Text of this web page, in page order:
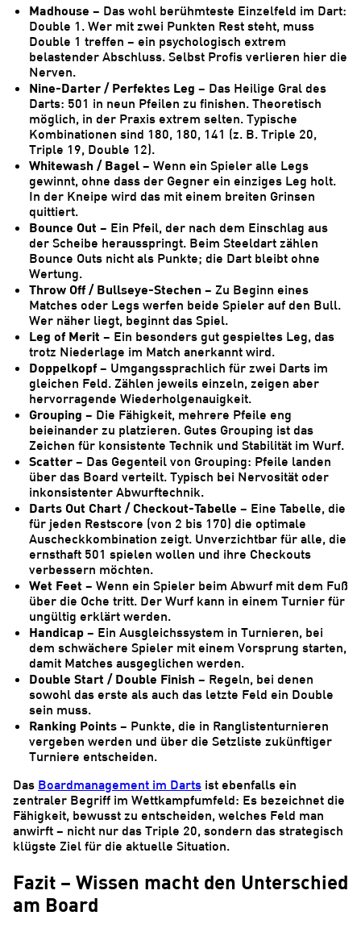
Madhouse – Das wohl berühmteste Einzelfeld im Dart:
Double 1. Wer mit zwei Punkten Rest steht, muss
Double 1 treffen – ein psychologisch extrem
belastender Abschluss. Selbst Profis verlieren hier die
Nerven.
Nine-Darter / Perfektes Leg – Das Heilige Gral des
Darts: 501 in neun Pfeilen zu finishen. Theoretisch
möglich, in der Praxis extrem selten. Typische
Kombinationen sind 180, 180, 141 (z. B. Triple 20,
Triple 19, Double 12).
Whitewash / Bagel – Wenn ein Spieler alle Legs
gewinnt, ohne dass der Gegner ein einziges Leg holt.
In der Kneipe wird das mit einem breiten Grinsen
quittiert.
Bounce Out – Ein Pfeil, der nach dem Einschlag aus
der Scheibe herausspringt. Beim Steeldart zählen
Bounce Outs nicht als Punkte; die Dart bleibt ohne
Wertung.
Throw Off / Bullseye-Stechen – Zu Beginn eines
Matches oder Legs werfen beide Spieler auf den Bull.
Wer näher liegt, beginnt das Spiel.
Leg of Merit – Ein besonders gut gespieltes Leg, das
trotz Niederlage im Match anerkannt wird.
Doppelkopf – Umgangssprachlich für zwei Darts im
gleichen Feld. Zählen jeweils einzeln, zeigen aber
hervorragende Wiederholgenauigkeit.
Grouping – Die Fähigkeit, mehrere Pfeile eng
beieinander zu platzieren. Gutes Grouping ist das
Zeichen für konsistente Technik und Stabilität im Wurf.
Scatter – Das Gegenteil von Grouping: Pfeile landen
über das Board verteilt. Typisch bei Nervosität oder
inkonsistenter Abwurftechnik.
Darts Out Chart / Checkout-Tabelle – Eine Tabelle, die
für jeden Restscore (von 2 bis 170) die optimale
Auscheckkombination zeigt. Unverzichtbar für alle, die
ernsthaft 501 spielen wollen und ihre Checkouts
verbessern möchten.
Wet Feet – Wenn ein Spieler beim Abwurf mit dem Fuß
über die Oche tritt. Der Wurf kann in einem Turnier für
ungültig erklärt werden.
Handicap – Ein Ausgleichssystem in Turnieren, bei
dem schwächere Spieler mit einem Vorsprung starten,
damit Matches ausgeglichen werden.
Double Start / Double Finish – Regeln, bei denen
sowohl das erste als auch das letzte Feld ein Double
sein muss.
Ranking Points – Punkte, die in Ranglistenturnieren
vergeben werden und über die Setzliste zukünftiger
Turniere entscheiden.
Das Boardmanagement im Darts ist ebenfalls ein
zentraler Begriff im Wettkampfumfeld: Es bezeichnet die
Fähigkeit, bewusst zu entscheiden, welches Feld man
anwirft – nicht nur das Triple 20, sondern das strategisch
klügste Ziel für die aktuelle Situation.
Fazit – Wissen macht den Unterschied
am Board